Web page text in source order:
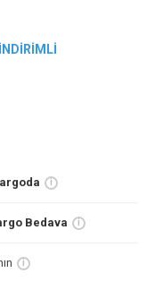
i
Bedava i
i